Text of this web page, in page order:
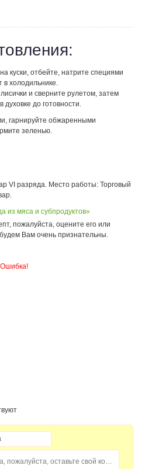
куски, отбейте, натрите специями
холодильнике.
и сверните рулетом, затем
до готовности.
гарнируйте обжаренными
зеленью.
VI разряда. Место работы: Торговый
из мяса и субпродуктов»
пожалуйста, оцените его или
Вам очень признательны.
Ошибка!